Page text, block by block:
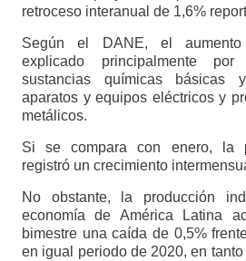
retroceso interanual de 1,6%
Según el DANE, el
explicado principalmente
sustancias químicas
aparatos y equipos eléctricos y
metálicos.
Si se compara con enero, la
registró un crecimiento
No obstante, la producción
economía de América Latina
bimestre una caída de 0,5%
en igual periodo de 2020, en